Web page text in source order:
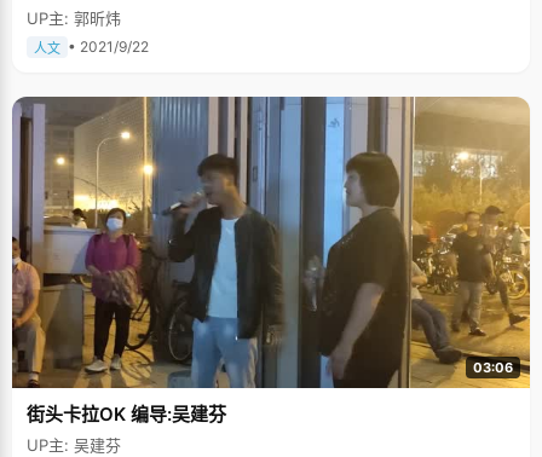
UP主: 郭昕炜
人文 • 2021/9/22
03:06
街头卡拉OK 编导:吴建芬
UP主: 吴建芬